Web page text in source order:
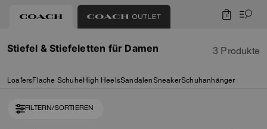
0
Stiefel & Stiefeletten für Damen 3 Produkte
LoafersFlache Schuhe High HeelsSandalenSneakerSchuhanhänger
FILTERN/SORTIEREN